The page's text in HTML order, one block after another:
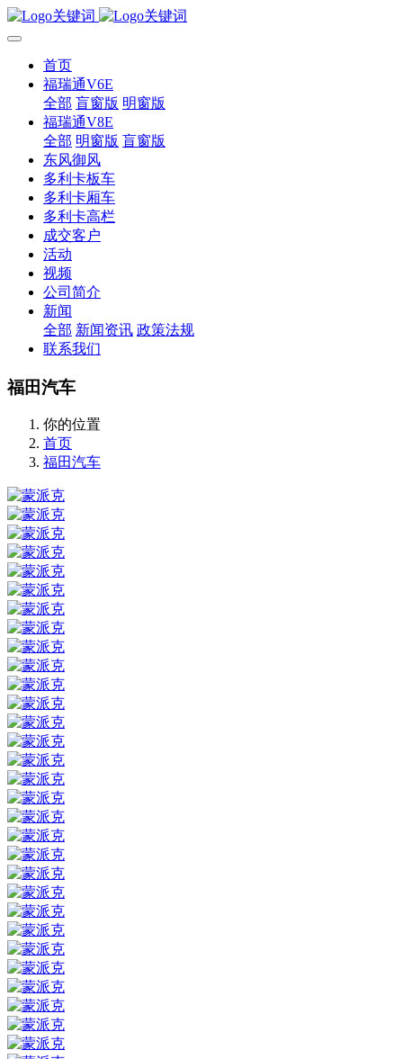
首页
福瑞通V6E
全部 盲窗版 明窗版
福瑞通V8E
全部 明窗版 盲窗版
东风御风
多利卡板车
多利卡厢车
多利卡高栏
成交客户
活动
视频
公司简介
新闻
全部 新闻资讯 政策法规
联系我们
福田汽车
你的位置
首页
福田汽车